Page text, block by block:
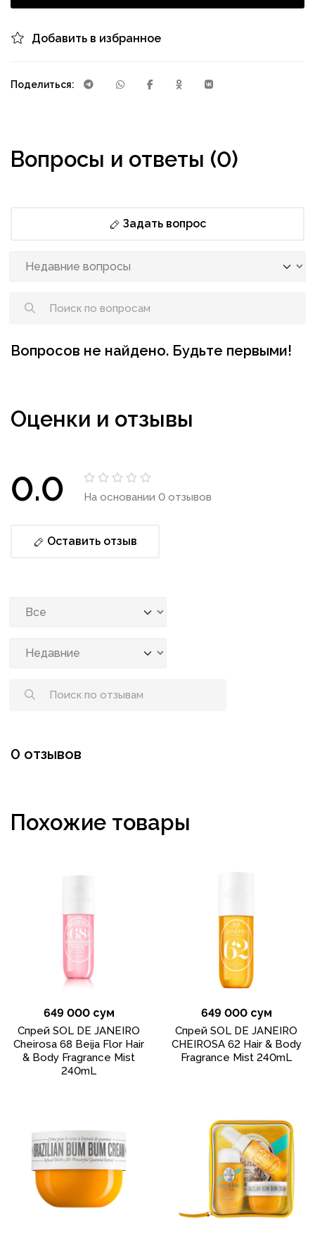
Добавить в избранное
Поделиться:
Вопросы и ответы (0)
Задать вопрос
Вопросов не найдено. Будьте первыми!
Оценки и отзывы
0.0 На основании 0 отзывов
Оставить отзыв
0 отзывов
Похожие товары
649 000 сум
Спрей SOL DE JANEIRO
Cheirosa 68 Beija Flor Hair
& Body Fragrance Mist
240mL
649 000 сум
Спрей SOL DE JANEIRO
CHEIROSA 62 Hair & Body
Fragrance Mist 240mL